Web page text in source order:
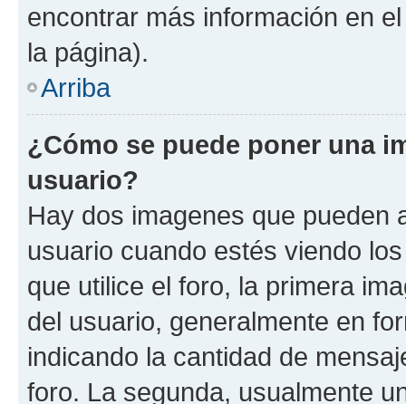
encontrar más información en
la página).
Arriba
¿Cómo se puede poner una
usuario?
Hay dos imagenes que pueden
usuario cuando estés viendo
que utilice el foro, la primera
del usuario, generalmente en
indicando la cantidad de
foro. La segunda, usualmente